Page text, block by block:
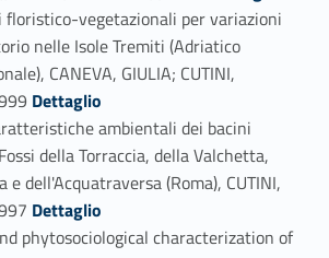
floristico-vegetazionali per variazioni
nelle Isole Tremiti (Adriatico
CANEVA, GIULIA; CUTINI,
Link identifier #identifier_person_103854-79
Dettaglio
ambientali dei bacini
della Torraccia, della Valchetta,
e dell'Acquatraversa (Roma), CUTINI,
Link identifier #identifier_person_89699-80
Dettaglio
phytosociological characterization of